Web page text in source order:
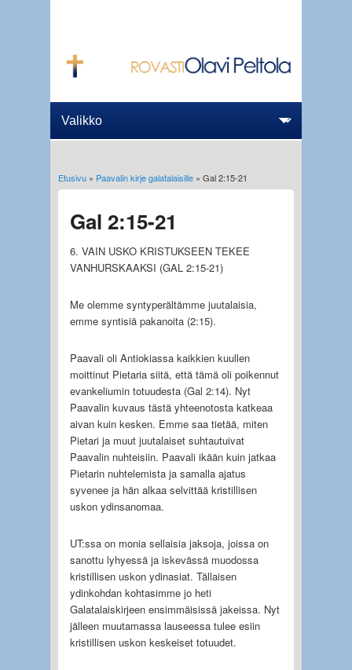
Olet täällä
Etusivu» Paavalin kirje galatalaisille» Gal 2:15-21
Gal 2:15-21
6. VAIN USKO KRISTUKSEEN TEKEE
VANHURSKAAKSI (GAL 2:15-21)
Me olemme syntyperältämme juutalaisia,
emme syntisiä pakanoita (2:15).
Paavali oli Antiokiassa kaikkien kuullen
moittinut Pietaria siitä, että tämä oli poikennut
evankeliumin totuudesta (Gal 2:14). Nyt
Paavalin kuvaus tästä yhteenotosta katkeaa
aivan kuin kesken. Emme saa tietää, miten
Pietari ja muut juutalaiset suhtautuivat
Paavalin nuhteisiin. Paavali ikään kuin jatkaa
Pietarin nuhtelemista ja samalla ajatus
syvenee ja hän alkaa selvittää kristillisen
uskon ydinsanomaa.
UT:ssa on monia sellaisia jaksoja, joissa on
sanottu lyhyessä ja iskevässä muodossa
kristillisen uskon ydinasiat. Tällaisen
ydinkohdan kohtasimme jo heti
Galatalaiskirjeen ensimmäisissä jakeissa. Nyt
jälleen muutamassa lauseessa tulee esiin
kristillisen uskon keskeiset totuudet.